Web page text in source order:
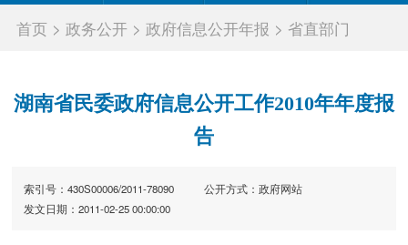
首页 >政务公开 >政府信息公开年报 > 省直部门
湖南省民委政府信息公开工作2010年年度报
告
索引号：430S00006/2011-78090
公开方式：政府网站
发文日期：2011-02-25 00:00:00